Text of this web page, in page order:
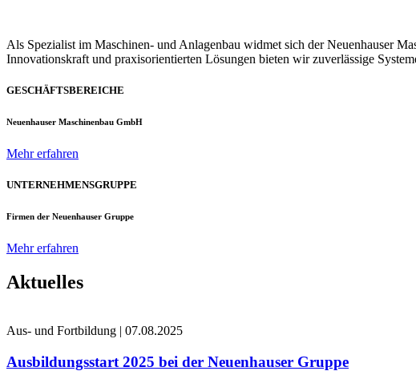
Als Spezialist im Maschinen- und Anlagenbau widmet sich der Neuenhauser
Innovationskraft und praxisorientierten Lösungen bieten wir zuverlässige
GESCHÄFTSBEREICHE
Neuenhauser Maschinenbau GmbH
Mehr erfahren
UNTERNEHMENSGRUPPE
Firmen der Neuenhauser Gruppe
Mehr erfahren
Aktuelles
Aus- und Fortbildung | 07.08.2025
Ausbildungsstart 2025 bei der Neuenhauser Gruppe